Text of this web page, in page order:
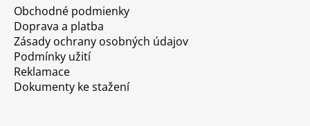
Obchodné podmienky
Doprava a platba
Zásady ochrany osobných údajov
Podmínky užití
Reklamace
Dokumenty ke stažení